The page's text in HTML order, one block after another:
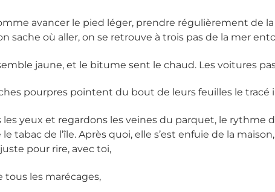
avancer le pied léger, prendre régulièrement de
sache où aller, on se retrouve à trois pas de la mer
jaune, et le bitume sent le chaud. Les voitures
pourpres pointent du bout de leurs feuilles le tracé
les yeux et regardons les veines du parquet, le rythme
tabac de l’île. Après quoi, elle s’est enfuie de la
pour rire, avec toi,
tous les marécages,